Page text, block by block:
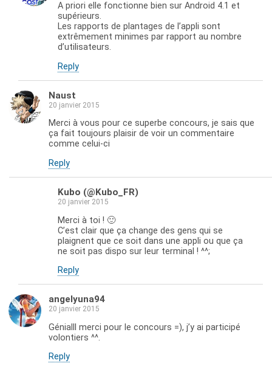
A priori elle fonctionne bien sur Android 4.1 et
supérieurs.
Les rapports de plantages de l’appli sont
extrêmement minimes par rapport au nombre
d’utilisateurs.
Reply
Naust
20 janvier 2015
Merci à vous pour ce superbe concours, je sais que
ça fait toujours plaisir de voir un commentaire
comme celui-ci
Reply
Kubo (@Kubo_FR)
20 janvier 2015
Merci à toi ! 🙂
C’est clair que ça change des gens qui se
plaignent que ce soit dans une appli ou que ça
ne soit pas dispo sur leur terminal ! ^^;
Reply
angelyuna94
20 janvier 2015
Génialll merci pour le concours =), j’y ai participé
volontiers ^^.
Reply